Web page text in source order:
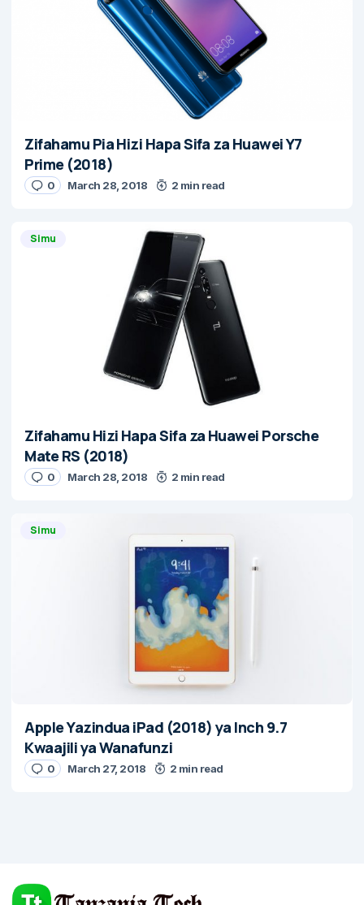
Zifahamu Pia Hizi Hapa Sifa za Huawei Y7
Prime (2018)
0 March 28, 2018 2 min read
Simu
Zifahamu Hizi Hapa Sifa za Huawei Porsche
Mate RS (2018)
0 March 28, 2018 2 min read
Simu
Apple Yazindua iPad (2018) ya Inch 9.7
Kwaajili ya Wanafunzi
0 March 27, 2018 2 min read